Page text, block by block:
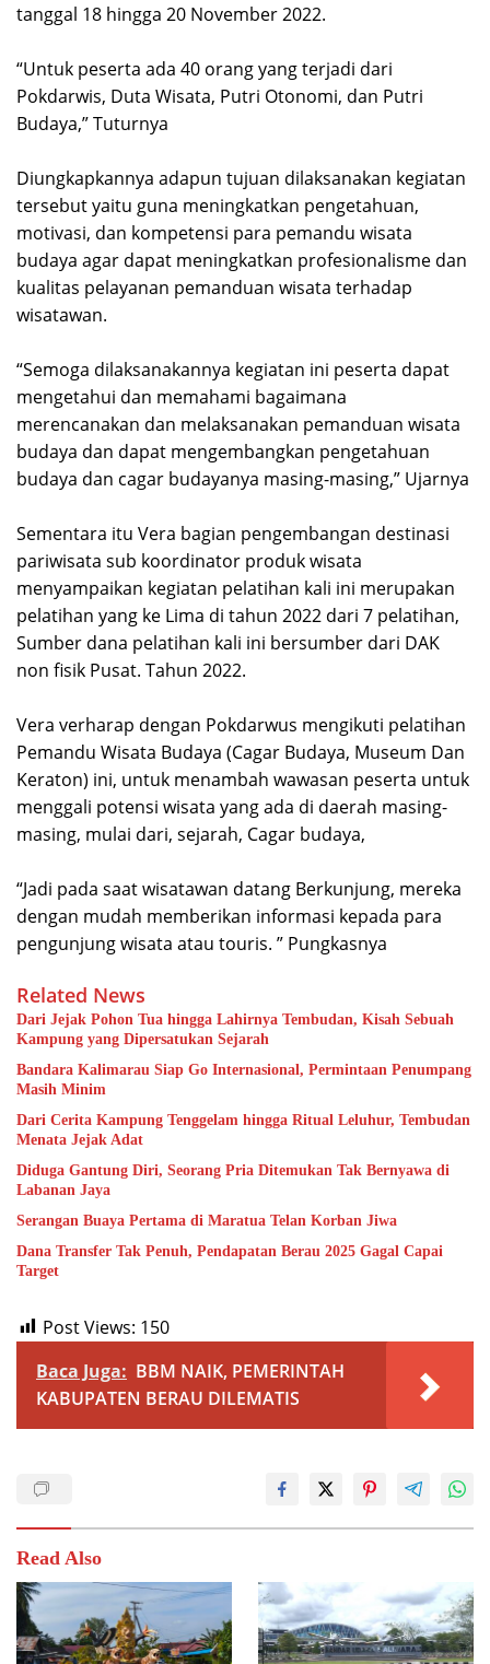
tanggal 18 hingga 20 November 2022.
“Untuk peserta ada 40 orang yang terjadi dari
Pokdarwis, Duta Wisata, Putri Otonomi, dan Putri
Budaya,” Tuturnya
Diungkapkannya adapun tujuan dilaksanakan kegiatan
tersebut yaitu guna meningkatkan pengetahuan,
motivasi, dan kompetensi para pemandu wisata
budaya agar dapat meningkatkan profesionalisme dan
kualitas pelayanan pemanduan wisata terhadap
wisatawan.
“Semoga dilaksanakannya kegiatan ini peserta dapat
mengetahui dan memahami bagaimana
merencanakan dan melaksanakan pemanduan wisata
budaya dan dapat mengembangkan pengetahuan
budaya dan cagar budayanya masing-masing,” Ujarnya
Sementara itu Vera bagian pengembangan destinasi
pariwisata sub koordinator produk wisata
menyampaikan kegiatan pelatihan kali ini merupakan
pelatihan yang ke Lima di tahun 2022 dari 7 pelatihan,
Sumber dana pelatihan kali ini bersumber dari DAK
non fisik Pusat. Tahun 2022.
Vera verharap dengan Pokdarwus mengikuti pelatihan
Pemandu Wisata Budaya (Cagar Budaya, Museum Dan
Keraton) ini, untuk menambah wawasan peserta untuk
menggali potensi wisata yang ada di daerah masing-
masing, mulai dari, sejarah, Cagar budaya,
“Jadi pada saat wisatawan datang Berkunjung, mereka
dengan mudah memberikan informasi kepada para
pengunjung wisata atau touris. ” Pungkasnya
Related News
Dari Jejak Pohon Tua hingga Lahirnya Tembudan, Kisah Sebuah
Kampung yang Dipersatukan Sejarah
Bandara Kalimarau Siap Go Internasional, Permintaan Penumpang
Masih Minim
Dari Cerita Kampung Tenggelam hingga Ritual Leluhur, Tembudan
Menata Jejak Adat
Diduga Gantung Diri, Seorang Pria Ditemukan Tak Bernyawa di
Labanan Jaya
Serangan Buaya Pertama di Maratua Telan Korban Jiwa
Dana Transfer Tak Penuh, Pendapatan Berau 2025 Gagal Capai
Target
Post Views: 150
Baca Juga: BBM NAIK, PEMERINTAH
KABUPATEN BERAU DILEMATIS
Read Also